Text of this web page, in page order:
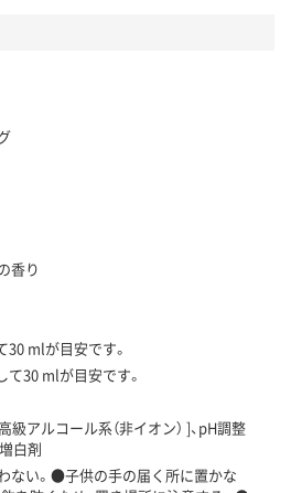
香り
30 mlが目安です。
て30 mlが目安です。
級アルコール系（非イオン） ]、pH調整
白剤
ない。●子供の手の届く所に置かな